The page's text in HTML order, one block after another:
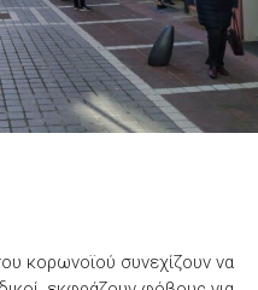
κορωνοϊού συνεχίζουν να